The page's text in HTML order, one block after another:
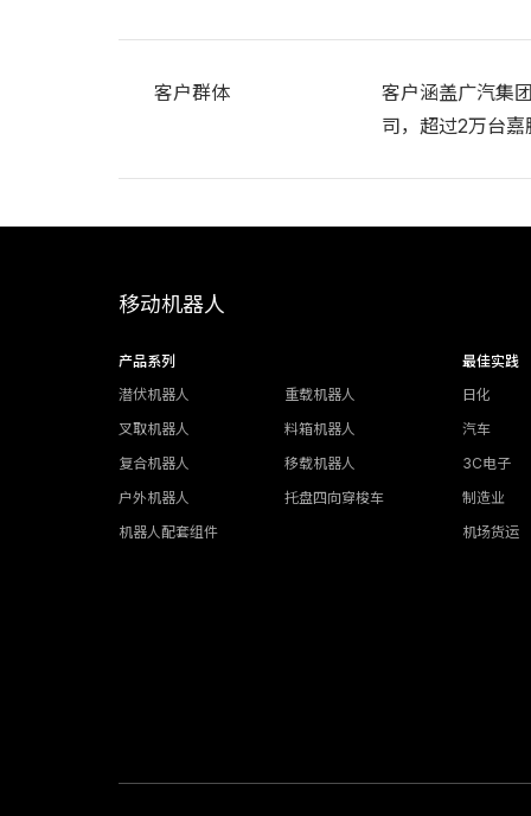
客户群体
客户涵盖广汽集
司，超过2万台
移动机器人
产品系列
潜伏机器人
重载机器人
叉取机器人
料箱机器人
复合机器人
移载机器人
户外机器人
托盘四向穿梭车
机器人配套组件
最佳实践
日化
汽车
3C电子
制造业
机场货运